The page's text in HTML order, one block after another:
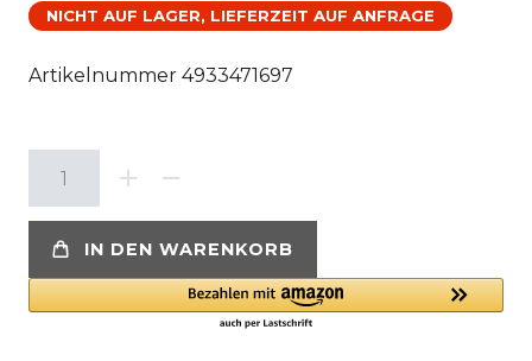
NICHT AUF LAGER, LIEFERZEIT AUF ANFRAGE
Artikelnummer 4933471697
IN DEN WARENKORB